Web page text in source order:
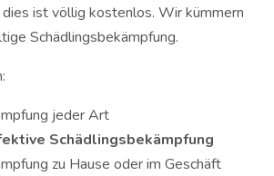
ist völlig kostenlos. Wir kümmern
Schädlingsbekämpfung.
jeder Art
Schädlingsbekämpfung
zu Hause oder im Geschäft